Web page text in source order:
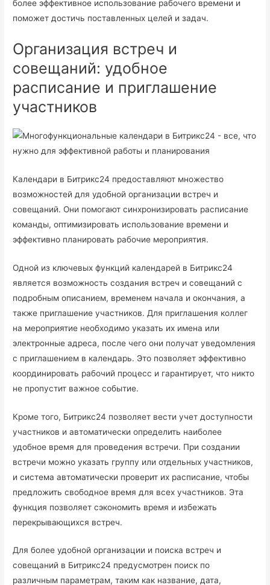
более эффективное использование рабочего времени и
поможет достичь поставленных целей и задач.
Организация встреч и
совещаний: удобное
расписание и приглашение
участников
Календари в Битрикс24 предоставляют множество
возможностей для удобной организации встреч и
совещаний. Они помогают синхронизировать расписание
команды, оптимизировать использование времени и
эффективно планировать рабочие мероприятия.
Одной из ключевых функций календарей в Битрикс24
является возможность создания встреч и совещаний с
подробным описанием, временем начала и окончания, а
также приглашение участников. Для приглашения коллег
на мероприятие необходимо указать их имена или
электронные адреса, после чего они получат уведомления
с приглашением в календарь. Это позволяет эффективно
координировать рабочий процесс и гарантирует, что никто
не пропустит важное событие.
Кроме того, Битрикс24 позволяет вести учет доступности
участников и автоматически определить наиболее
удобное время для проведения встречи. При создании
встречи можно указать группу или отдельных участников,
и система автоматически проверит их расписание, чтобы
предложить свободное время для всех участников. Эта
функция позволяет сэкономить время и избежать
перекрывающихся встреч.
Для более удобной организации и поиска встреч и
совещаний в Битрикс24 предусмотрен поиск по
различным параметрам, таким как название, дата,